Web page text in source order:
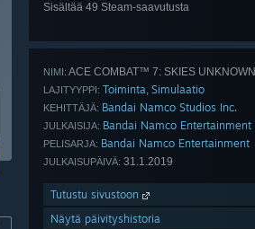
Sisältää 49 Steam-saavutusta
NIMI: ACE COMBAT™ 7: SKIES UNKNOWN
LAJITYYPPI: Toiminta, Simulaatio
KEHITTÄJÄ: Bandai Namco Studios Inc.
JULKAISIJA: Bandai Namco Entertainment
PELISARJA: Bandai Namco Entertainment
JULKAISUPÄIVÄ: 31.1.2019
Tutustu sivustoon
Näytä päivityshistoria